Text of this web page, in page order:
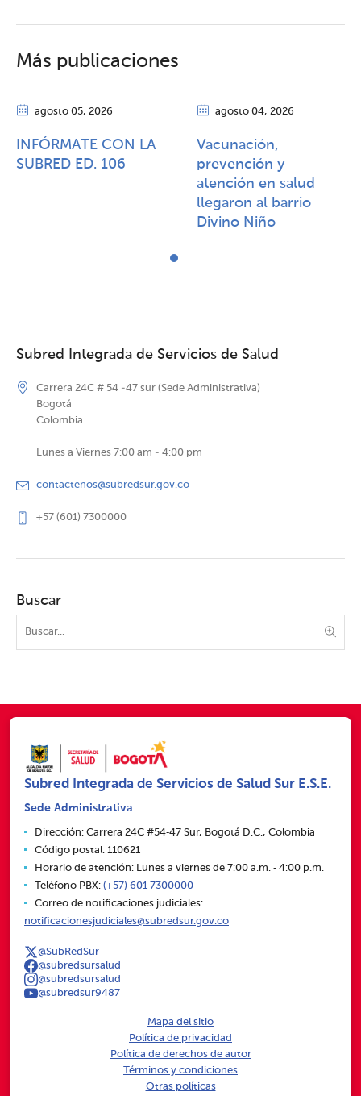
Más publicaciones
agosto 05, 2026
INFÓRMATE CON LA
SUBRED ED. 106
agosto 04, 2026
Vacunación,
prevención y
atención en salud
llegaron al barrio
Divino Niño
Subred Integrada de Servicios de Salud
Carrera 24C # 54 -47 sur (Sede Administrativa)
Bogotá
Colombia
Lunes a Viernes 7:00 am - 4:00 pm
contactenos@subredsur.gov.co
+57 (601) 7300000
Buscar
Subred Integrada de Servicios de Salud Sur E.S.E.
Sede Administrativa
Dirección: Carrera 24C #54‑47 Sur, Bogotá D.C., Colombia
Código postal: 110621
Horario de atención: Lunes a viernes de 7:00 a.m. ‑ 4:00 p.m.
Teléfono PBX: (+57) 601 7300000
Correo de notificaciones judiciales:
notificacionesjudiciales@subredsur.gov.co
@SubRedSur
@subredsursalud
@subredsursalud
@subredsur9487
Mapa del sitio
Política de privacidad
Política de derechos de autor
Términos y condiciones
Otras políticas